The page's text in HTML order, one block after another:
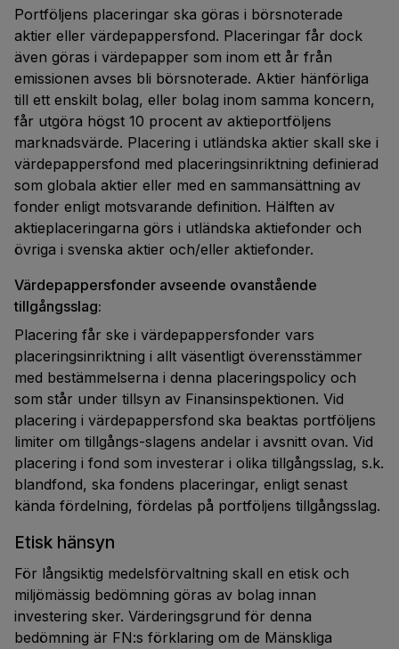
Portföljens placeringar ska göras i börsnoterade
aktier eller värdepappersfond. Placeringar får dock
även göras i värdepapper som inom ett år från
emissionen avses bli börsnoterade. Aktier hänförliga
till ett enskilt bolag, eller bolag inom samma koncern,
får utgöra högst 10 procent av aktieportföljens
marknadsvärde. Placering i utländska aktier skall ske i
värdepappersfond med placeringsinriktning definierad
som globala aktier eller med en sammansättning av
fonder enligt motsvarande definition. Hälften av
aktieplaceringarna görs i utländska aktiefonder och
övriga i svenska aktier och/eller aktiefonder.
Värdepappersfonder avseende ovanstående
tillgångsslag:
Placering får ske i värdepappersfonder vars
placeringsinriktning i allt väsentligt överensstämmer
med bestämmelserna i denna placeringspolicy och
som står under tillsyn av Finansinspektionen. Vid
placering i värdepappersfond ska beaktas portföljens
limiter om tillgångs-slagens andelar i avsnitt ovan. Vid
placering i fond som investerar i olika tillgångsslag, s.k.
blandfond, ska fondens placeringar, enligt senast
kända fördelning, fördelas på portföljens tillgångsslag.
Etisk hänsyn
För långsiktig medelsförvaltning skall en etisk och
miljömässig bedömning göras av bolag innan
investering sker. Värderingsgrund för denna
bedömning är FN:s förklaring om de Mänskliga